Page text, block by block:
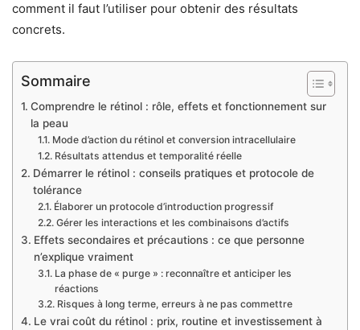
comment il faut l’utiliser pour obtenir des résultats
concrets.
Sommaire
Comprendre le rétinol : rôle, effets et fonctionnement sur
la peau
Mode d’action du rétinol et conversion intracellulaire
Résultats attendus et temporalité réelle
Démarrer le rétinol : conseils pratiques et protocole de
tolérance
Élaborer un protocole d’introduction progressif
Gérer les interactions et les combinaisons d’actifs
Effets secondaires et précautions : ce que personne
n’explique vraiment
La phase de « purge » : reconnaître et anticiper les
réactions
Risques à long terme, erreurs à ne pas commettre
Le vrai coût du rétinol : prix, routine et investissement à